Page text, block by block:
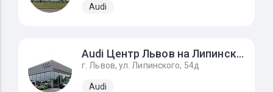
Audi
Audi Центр Львов на Липинского
г. Львов, ул. Липинского, 54д
Audi